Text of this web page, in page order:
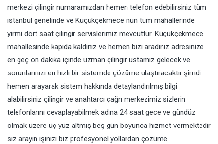
merkezi çilingir numaramızdan hemen telefon edebilirsiniz tüm
istanbul genelinde ve Küçükçekmece nun tüm mahallerinde
yirmi dört saat çilingir servislerimiz mevcuttur. Küçükçekmece
mahallesinde kapıda kaldınız ve hemen bizi aradınız adresinize
en geç on dakika içinde uzman çilingir ustamız gelecek ve
sorunlarınızı en hızlı bir sistemde çözüme ulaştıracaktır şimdi
hemen arayarak sistem hakkında detaylandırılmış bilgi
alabilirsiniz çilingir ve anahtarcı çağrı merkezimiz sizlerin
telefonlarını cevaplayabilmek adına 24 saat gece ve gündüz
olmak üzere üç yüz altmış beş gün boyunca hizmet vermektedir
siz arayın işinizi biz profesyonel yollardan çözüme